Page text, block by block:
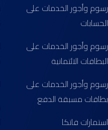
رسوم وأجور الخدمات على
الحسابات
رسوم وأجور الخدمات على
البطاقات الائتمانية
رسوم وأجور الخدمات على
بطاقات مسبقة الدفع
استمارات فاتكا